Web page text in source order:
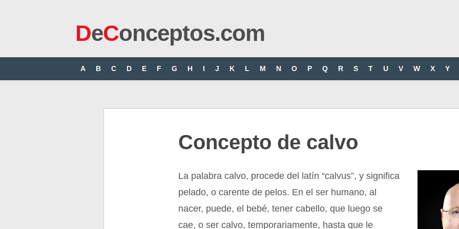
DeConceptos.com
A B C D E F G H I J K L M N O P Q R S T U V W X Y
Concepto de calvo
La palabra calvo, procede del latín “calvus”, y significa
pelado, o carente de pelos. En el ser humano, al
nacer, puede, el bebé, tener cabello, que luego se
cae, o ser calvo, temporariamente, hasta que le